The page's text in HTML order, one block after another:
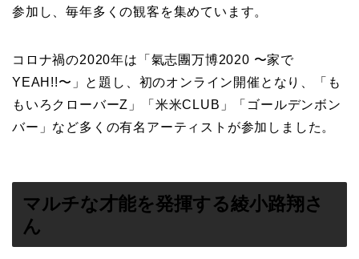
参加し、毎年多くの観客を集めています。
コロナ禍の2020年は「氣志團万博2020 〜家で
YEAH!!〜」と題し、初のオンライン開催となり、「も
もいろクローバーZ」「米米CLUB」「ゴールデンボン
バー」など多くの有名アーティストが参加しました。
マルチな才能を発揮する綾小路翔さ
ん